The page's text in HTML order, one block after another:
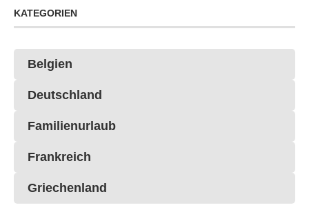
KATEGORIEN
Belgien
Deutschland
Familienurlaub
Frankreich
Griechenland